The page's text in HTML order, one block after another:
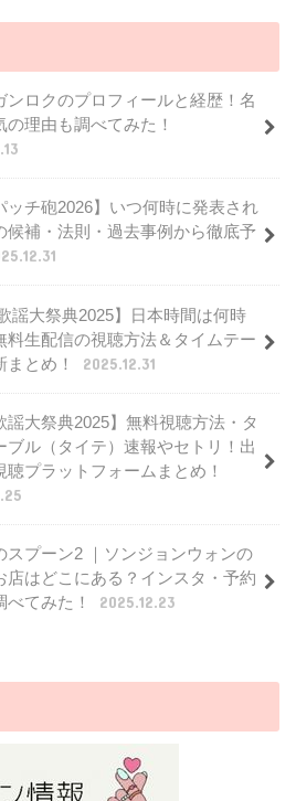
ンロクのプロフィールと経歴！名
の理由も調べてみた！
ッチ砲2026】いつ何時に発表され
候補・法則・過去事例から徹底予
謡大祭典2025】日本時間は何時
料生配信の視聴方法＆タイムテー
まとめ！
2025.12.31
謡大祭典2025】無料視聴方法・タ
ブル（タイテ）速報やセトリ！出
聴プラットフォームまとめ！
スプーン2 ｜ソンジョンウォンの
店はどこにある？インスタ・予約
べてみた！
2025.12.23